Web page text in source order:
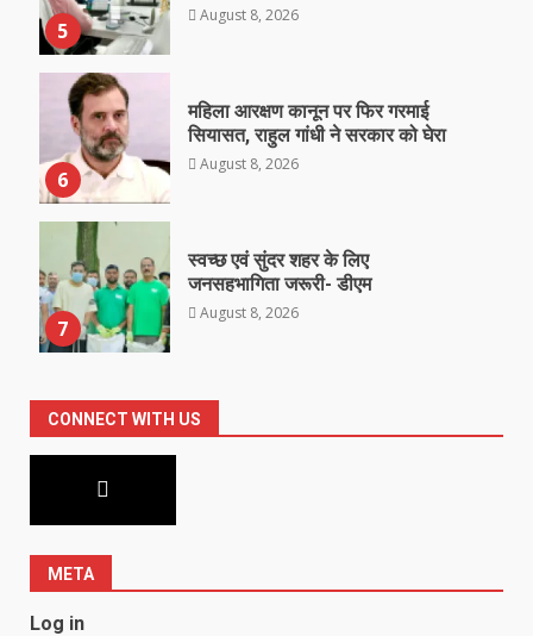
5
August 8, 2026
6
महिला आरक्षण कानून पर फिर गरमाई
सियासत, राहुल गांधी ने सरकार को घेरा
August 8, 2026
7
स्वच्छ एवं सुंदर शहर के लिए
जनसहभागिता जरूरी- डीएम
August 8, 2026
CONNECT WITH US
META
Log in